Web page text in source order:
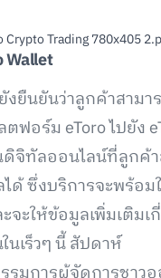
Wallet
ยืนยันว่าลูกค้าสามา
ฟอร์ม eToro ไปยัง
ดิจิทัลออนไลน์ที่ลูกค้
ด้ ซึ่งบริการจะพร้อม
จะให้ข้อมูลเพิ่มเติมเ
เร็วๆ นี้ สัปดาห์